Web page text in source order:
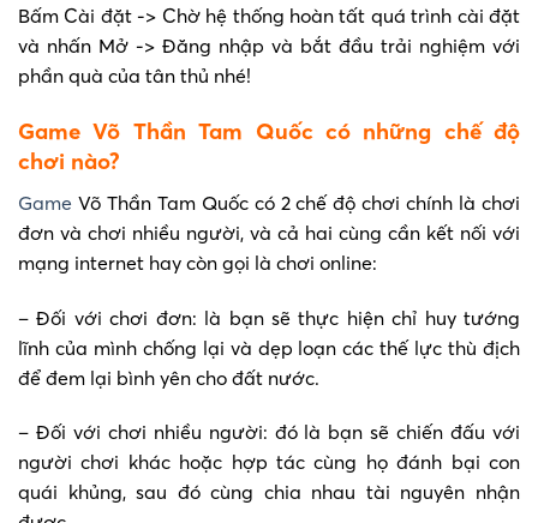
Bấm Cài đặt -> Chờ hệ thống hoàn tất quá trình cài đặt
và nhấn Mở -> Đăng nhập và bắt đầu trải nghiệm với
phần quà của tân thủ nhé!
Game Võ Thần Tam Quốc có những chế độ
chơi nào?
Game Võ Thần Tam Quốc có 2 chế độ chơi chính là chơi
đơn và chơi nhiều người, và cả hai cùng cần kết nối với
mạng internet hay còn gọi là chơi online:
– Đối với chơi đơn: là bạn sẽ thực hiện chỉ huy tướng
lĩnh của mình chống lại và dẹp loạn các thế lực thù địch
để đem lại bình yên cho đất nước.
– Đối với chơi nhiều người: đó là bạn sẽ chiến đấu với
người chơi khác hoặc hợp tác cùng họ đánh bại con
quái khủng, sau đó cùng chia nhau tài nguyên nhận